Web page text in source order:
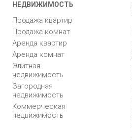
НЕДВИЖИМОСТЬ
Продажа квартир
Продажа комнат
Аренда квартир
Аренда комнат
Элитная
недвижимость
Загородная
недвижимость
Коммерческая
недвижимость